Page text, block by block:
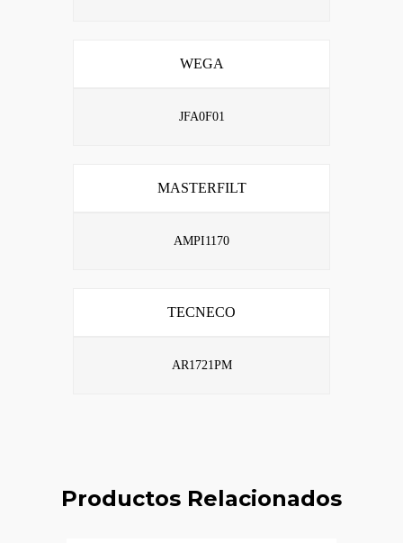
WEGA
JFA0F01
MASTERFILT
AMPI1170
TECNECO
AR1721PM
Productos Relacionados